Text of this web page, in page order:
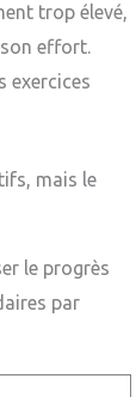
trop élevé,
effort.
exercices
mais le
le progrès
par